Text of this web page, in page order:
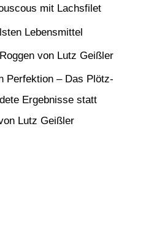
mit Lachsfilet
Lebensmittel
von Lutz Geißler
Perfektion – Das Plötz-
Ergebnisse statt
Lutz Geißler